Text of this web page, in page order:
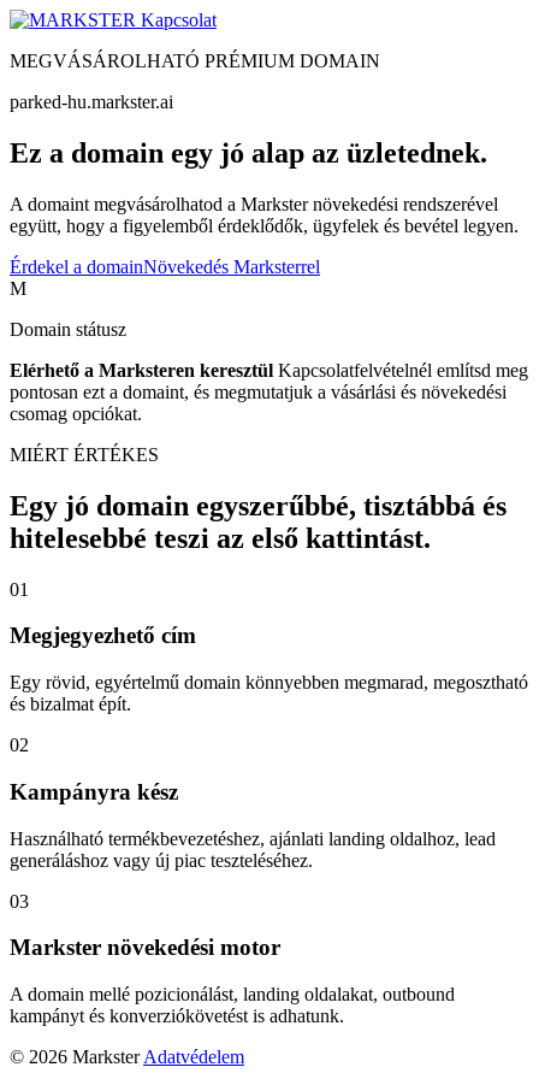
Kapcsolat
MEGVÁSÁROLHATÓ PRÉMIUM DOMAIN
parked-hu.markster.ai
Ez a domain egy jó alap az üzletednek.
A domaint megvásárolhatod a Markster növekedési rendszerével
együtt, hogy a figyelemből érdeklődők, ügyfelek és bevétel legyen.
Érdekel a domainNövekedés Marksterrel
M
Domain státusz
Elérhető a Marksteren keresztül Kapcsolatfelvételnél említsd meg
pontosan ezt a domaint, és megmutatjuk a vásárlási és növekedési
csomag opciókat.
MIÉRT ÉRTÉKES
Egy jó domain egyszerűbbé, tisztábbá és
hitelesebbé teszi az első kattintást.
01
Megjegyezhető cím
Egy rövid, egyértelmű domain könnyebben megmarad, megosztható
és bizalmat épít.
02
Kampányra kész
Használható termékbevezetéshez, ajánlati landing oldalhoz, lead
generáláshoz vagy új piac teszteléséhez.
03
Markster növekedési motor
A domain mellé pozicionálást, landing oldalakat, outbound
kampányt és konverziókövetést is adhatunk.
© 2026 Markster Adatvédelem